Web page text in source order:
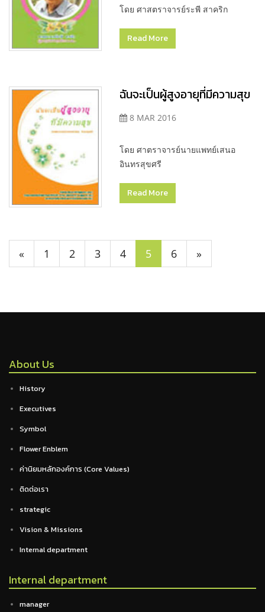
โดย ศาสตราจารย์ระพี สาคริก
Read More
ฉันจะเป็นผู้สูงอายุที่มีความสุข
8 MAR 2016
โดย ศาตราจารย์นายแพทย์เสนอ
อินทรสุขศรี
Read More
« 1 2 3 4 5 6 »
About Us
History
Executives
Symbol
Flower Enblem
ค่านิยมหลักองค์การ (Core Values)
ติดต่อเรา
strategic
Vision & Missions
Internal department
Internal department
manager